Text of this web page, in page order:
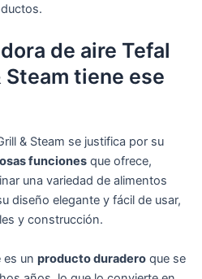
de aire Tefal
Steam tiene ese
& Steam se justifica por su
funciones que ofrece,
una variedad de alimentos
diseño elegante y fácil de usar,
y construcción.
es un producto duradero que se